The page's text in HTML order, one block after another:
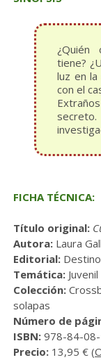
¿Quién
tiene?
luz en
con el
FICHA TÉCNICA:
Título original:
Autora: Laura
Editorial: Destino
Temática:
Colección:
solapas
Número de
ISBN:978-84-
Precio: 13,95 € (